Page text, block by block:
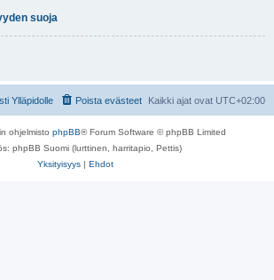
suoja
Kaikki ajat ovat UTC+02:00
Poista evästeet
Ylläpidolle
ohjelmisto phpBB® Forum Software © phpBB Limited
phpBB Suomi (lurttinen, harritapio, Pettis)
Yksityisyys | Ehdot